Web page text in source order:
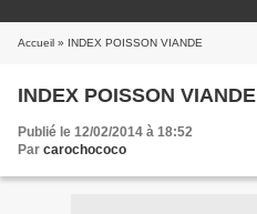
Accueil » INDEX POISSON VIANDE
INDEX POISSON VIANDE
Publié le 12/02/2014 à 18:52
Par carochococo